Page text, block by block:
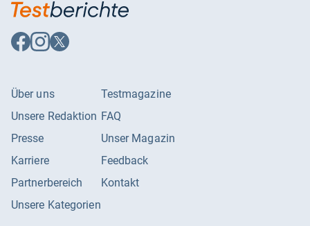
Auf
Facebook
Auf
Instagram
Auf
X
Über uns
Unsere Redaktion
Presse
Karriere
Partnerbereich
Unsere Kategorien
Testmagazine
FAQ
Unser Magazin
Feedback
Kontakt